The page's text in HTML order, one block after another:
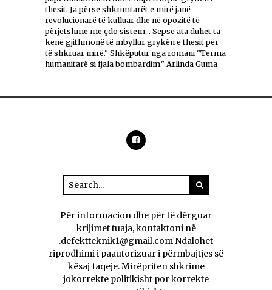
thesit. Ja përse shkrimtarët e mirë janë
revolucionarë të kulluar dhe në opozitë të
përjetshme me çdo sistem... Sepse ata duhet ta
kenë gjithmonë të mbyllur grykën e thesit për
të shkruar mirë." Shkëputur nga romani "Terma
humanitarë si fjala bombardim." Arlinda Guma
Për informacion dhe për të dërguar
krijimet tuaja, kontaktoni në
.defektteknik1@gmail.com Ndalohet
riprodhimi i paautorizuar i përmbajtjes së
kësaj faqeje. Mirëpriten shkrime
jokorrekte politikisht por korrekte